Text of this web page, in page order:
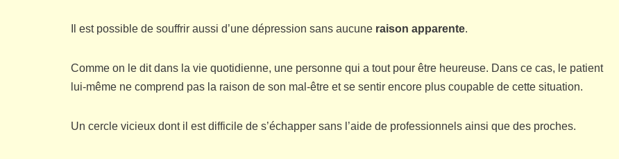
Il est possible de souffrir aussi d’une dépression sans aucune raison apparente.
Comme on le dit dans la vie quotidienne, une personne qui a tout pour être heureuse. Dans ce cas, le patient
lui-même ne comprend pas la raison de son mal-être et se sentir encore plus coupable de cette situation.
Un cercle vicieux dont il est difficile de s’échapper sans l’aide de professionnels ainsi que des proches.